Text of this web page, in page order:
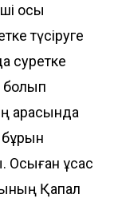
осы
түсіруге
суретке
болып
арқасында
бұрын
ұқсас
Қапал